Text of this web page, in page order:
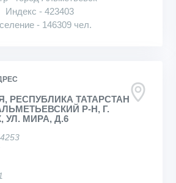
Индекс - 423403
- 146309 чел.
РЕСПУБЛИКА ТАТАРСТАН
Р-Н, Г.
УЛ. МИРА, Д.6